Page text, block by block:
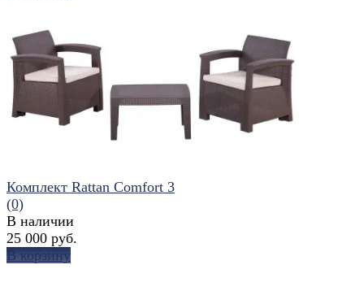
избранное сравнить
Комплект Rattan Comfort 3
(0)
В наличии
25 000 руб.
В корзину